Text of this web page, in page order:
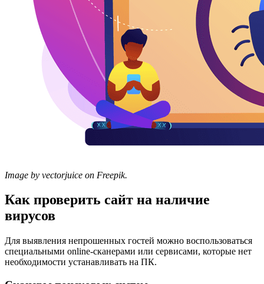
Image by vectorjuice on Freepik.
Как проверить сайт на наличие
вирусов
Для выявления непрошенных гостей можно воспользоваться
специальными online-сканерами или сервисами, которые нет
необходимости устанавливать на ПК.